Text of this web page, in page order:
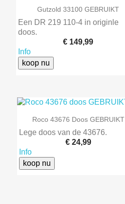
 Snel bekijken
Gutzold 33100 GEBRUIKT
Een DR 219 110-4 in originle
doos.
€ 149,99
Info
koop nu
 Snel bekijken
Roco 43676 Doos GEBRUIKT
Lege doos van de 43676.
€ 24,99
Info
koop nu